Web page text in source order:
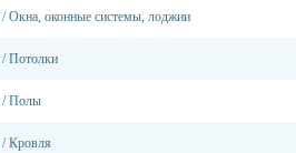
/Окна, оконные системы, лоджии
/Потолки
/Полы
/Кровля